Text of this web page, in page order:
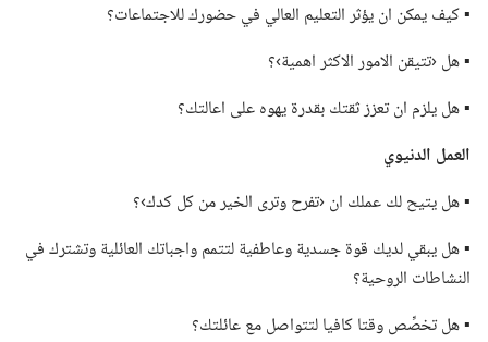
▪ كيف يمكن ان يؤثر التعليم العالي في حضورك للاجتماعات؟‏
▪ هل ‹تتيقن الامور الاكثر اهمية›؟‏
▪ هل يلزم ان تعزز ثقتك بقدرة يهوه على اعالتك؟‏
العمل الدنيوي
▪ هل يتيح لك عملك ان ‹تفرح وترى الخير من كل كدك›؟‏
▪ هل يبقي لديك قوة جسدية وعاطفية لتتمم واجباتك العائلية وتشترك في
النشاطات الروحية؟‏
▪ هل تخصِّص وقتا كافيا لتتواصل مع عائلتك؟‏